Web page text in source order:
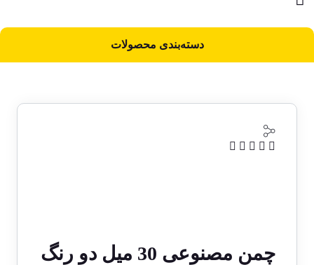
دسته‌بندی محصولات
چمن مصنوعی 30 میل دو رنگ